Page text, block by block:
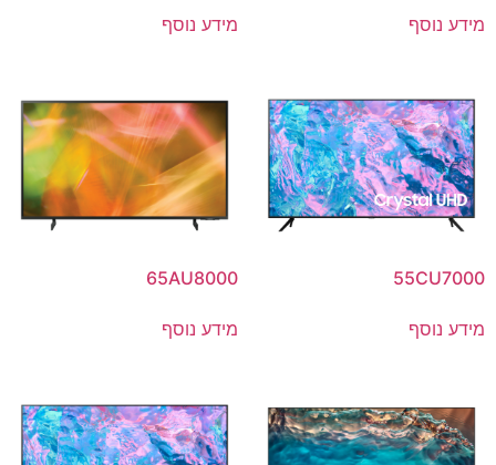
מידע נוסף מידע נוסף
55CU7000
מידע נוסף
65AU8000
מידע נוסף